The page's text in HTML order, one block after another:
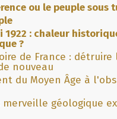
ou le peuple sous
1922 : chaleur
?
de France : détruire
nouveau
du Moyen Âge à
merveille géologique